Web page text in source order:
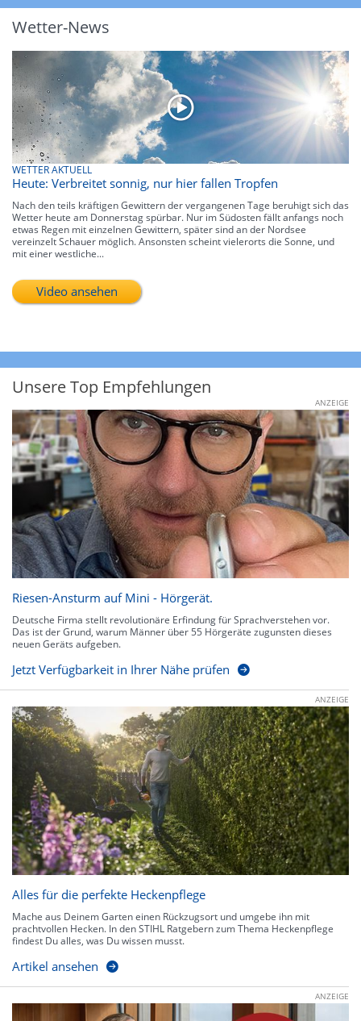
Wetter-News
WETTER AKTUELL
Heute: Verbreitet sonnig, nur hier fallen Tropfen
Nach den teils kräftigen Gewittern der vergangenen Tage beruhigt sich das
Wetter heute am Donnerstag spürbar. Nur im Südosten fällt anfangs noch
etwas Regen mit einzelnen Gewittern, später sind an der Nordsee
vereinzelt Schauer möglich. Ansonsten scheint vielerorts die Sonne, und
mit einer westliche...
Video ansehen
Unsere Top Empfehlungen
ANZEIGE
Riesen-Ansturm auf Mini - Hörgerät.
Deutsche Firma stellt revolutionäre Erfindung für Sprachverstehen vor.
Das ist der Grund, warum Männer über 55 Hörgeräte zugunsten dieses
neuen Geräts aufgeben.
Jetzt Verfügbarkeit in Ihrer Nähe prüfen
ANZEIGE
Alles für die perfekte Heckenpflege
Mache aus Deinem Garten einen Rückzugsort und umgebe ihn mit
prachtvollen Hecken. In den STIHL Ratgebern zum Thema Heckenpflege
findest Du alles, was Du wissen musst.
Artikel ansehen
ANZEIGE